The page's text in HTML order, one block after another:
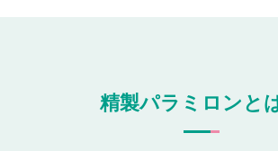
精製パラミロンと